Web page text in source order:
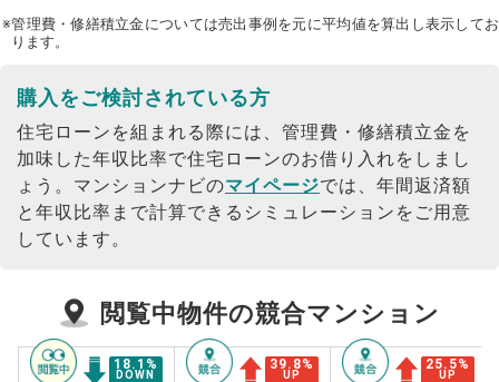
※管理費・修繕積立金については売出事例を元に平均値を算出し表示してお
ります。
購入をご検討されている方
住宅ローンを組まれる際には、管理費・修繕積立金を
加味した年収比率で住宅ローンのお借り入れをしまし
ょう。 マンションナビのマイページでは、年間返済額
と年収比率まで計算できるシミュレーションをご用意
しています。
閲覧中物件の競合マンション
18.1 %
DOWN
39.8%
UP
25.5%
UP